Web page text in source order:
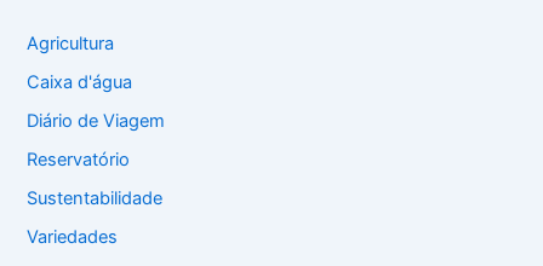
Agricultura
Caixa d'água
Diário de Viagem
Reservatório
Sustentabilidade
Variedades